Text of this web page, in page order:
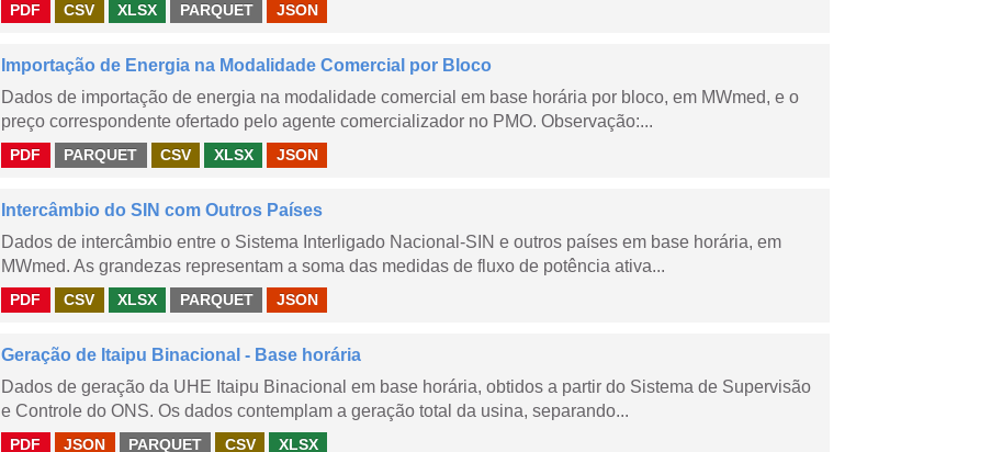
PDF CSV XLSX PARQUET JSON
Importação de Energia na Modalidade Comercial por Bloco
Dados de importação de energia na modalidade comercial em base horária por bloco, em MWmed, e o
preço correspondente ofertado pelo agente comercializador no PMO. Observação:...
PDF PARQUET CSV XLSX JSON
Intercâmbio do SIN com Outros Países
Dados de intercâmbio entre o Sistema Interligado Nacional-SIN e outros países em base horária, em
MWmed. As grandezas representam a soma das medidas de fluxo de potência ativa...
PDF CSV XLSX PARQUET JSON
Geração de Itaipu Binacional - Base horária
Dados de geração da UHE Itaipu Binacional em base horária, obtidos a partir do Sistema de Supervisão
e Controle do ONS. Os dados contemplam a geração total da usina, separando...
PDF JSON PARQUET CSV XLSX